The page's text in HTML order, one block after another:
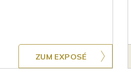
ZUM EXPOSÉ